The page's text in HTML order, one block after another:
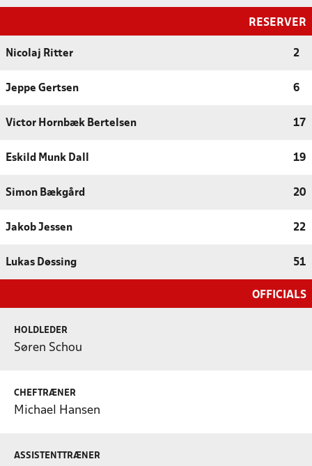
RESERVER
Nicolaj Ritter 2
Jeppe Gertsen 6
Victor Hornbæk Bertelsen 17
Eskild Munk Dall 19
Simon Bækgård 20
Jakob Jessen 22
Lukas Døssing 51
OFFICIALS
HOLDLEDER
Søren Schou
CHEFTRÆNER
Michael Hansen
ASSISTENTTRÆNER